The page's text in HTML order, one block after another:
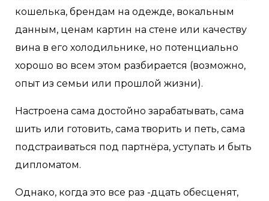
кошелька, брендам на одежде, вокальным
данным, ценам картин на стене или качеству
вина в его холодильнике, но потенциально
хорошо во всем этом разбирается (возможно,
опыт из семьи или прошлой жизни).
Настроена сама достойно зарабатывать, сама
шить или готовить, сама творить и петь, сама
подстраиваться под партнёра, уступать и быть
дипломатом.
Однако, когда это все раз -дцать обесценят,